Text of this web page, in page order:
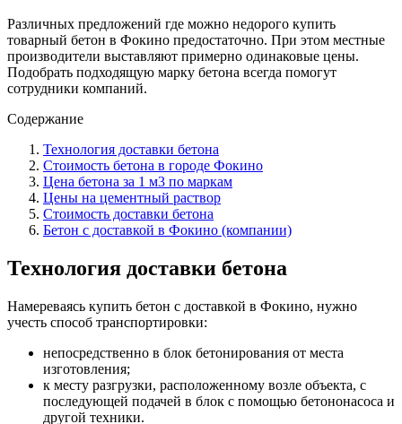
Различных предложений где можно недорого купить
товарный бетон в Фокино предостаточно. При этом местные
производители выставляют примерно одинаковые цены.
Подобрать подходящую марку бетона всегда помогут
сотрудники компаний.
Содержание
Технология доставки бетона
Стоимость бетона в городе Фокино
Цена бетона за 1 м3 по маркам
Цены на цементный раствор
Стоимость доставки бетона
Бетон с доставкой в Фокино (компании)
Технология доставки бетона
Намереваясь купить бетон с доставкой в Фокино, нужно
учесть способ транспортировки:
непосредственно в блок бетонирования от места
изготовления;
к месту разгрузки, расположенному возле объекта, с
последующей подачей в блок с помощью бетононасоса и
другой техники.